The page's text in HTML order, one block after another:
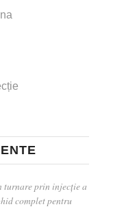
turnare prin injecție a
complet pentru